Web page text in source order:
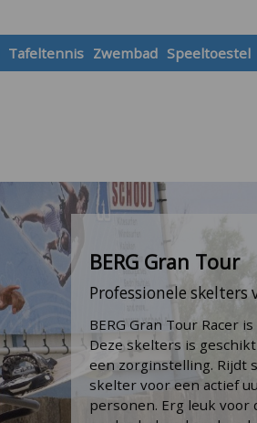
Tafeltennis Zwembad Speeltoestel
BERG Gran Tour
Professionele
BERG Gran Tour Racer
Deze skelters is
een zorginstelling. Rijdt
skelter voor een actief
personen. Erg leuk voor